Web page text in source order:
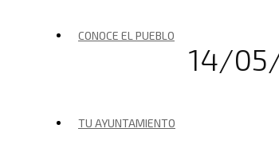
CONOCE EL PUEBLO
TU AYUNTAMIENTO
14/05/